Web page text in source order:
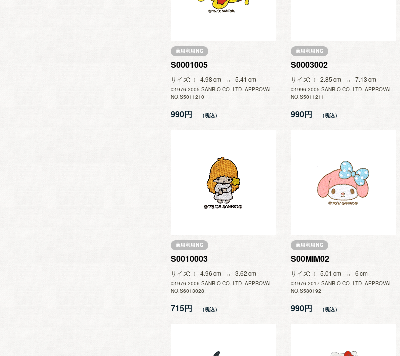
S0001005
サイズ 4.98 5.41
©1976,2005 SANRIO CO.,LTD. APPROVAL
NO.S5011210
990円
S0003002
サイズ 2.85 7.13
©1996,2005 SANRIO CO.,LTD. APPROVAL
NO.S5011211
990円
S0010003
サイズ 4.96 3.62
©1976,2006 SANRIO CO.,LTD. APPROVAL
NO.S6013028
715円
S00MIM02
サイズ 5.01 6
©1976,2017 SANRIO CO.,LTD. APPROVAL
NO.S580192
990円